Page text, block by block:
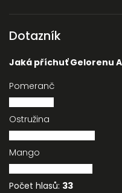
Dotazník
Jaká příchuť Gelorenu
Pomeranč
Ostružina
Mango
Počet hlasů: 33